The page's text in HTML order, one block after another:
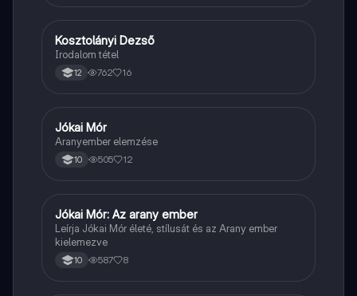
Magyar
Kosztolányi Dezső
Irodalom tétel
12 762 16
Magyar
Jókai Mór
Aranyember elemzése
10 505 12
Magyar
Jókai Mór: Az arany ember
Leírja Jókai Mór életé, stílusát és az Arany ember
kielemezve
10 587 8